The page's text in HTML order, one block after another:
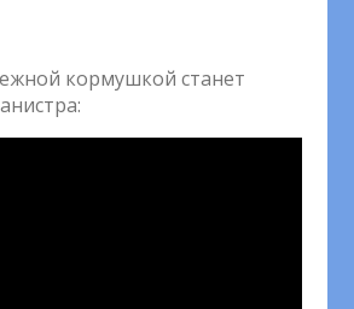
кормушкой станет